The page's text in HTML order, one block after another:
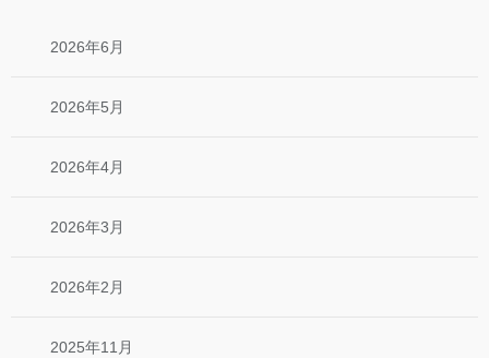
2026年6月
2026年5月
2026年4月
2026年3月
2026年2月
2025年11月